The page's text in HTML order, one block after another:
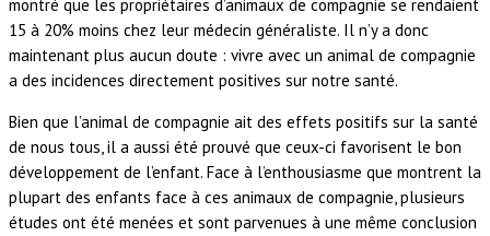
montré que les propriétaires d’animaux de compagnie se rendaient
15 à 20% moins chez leur médecin généraliste. Il n’y a donc
maintenant plus aucun doute : vivre avec un animal de compagnie
a des incidences directement positives sur notre santé.
Bien que l’animal de compagnie ait des effets positifs sur la santé
de nous tous, il a aussi été prouvé que ceux-ci favorisent le bon
développement de l’enfant. Face à l’enthousiasme que montrent la
plupart des enfants face à ces animaux de compagnie, plusieurs
études ont été menées et sont parvenues à une même conclusion